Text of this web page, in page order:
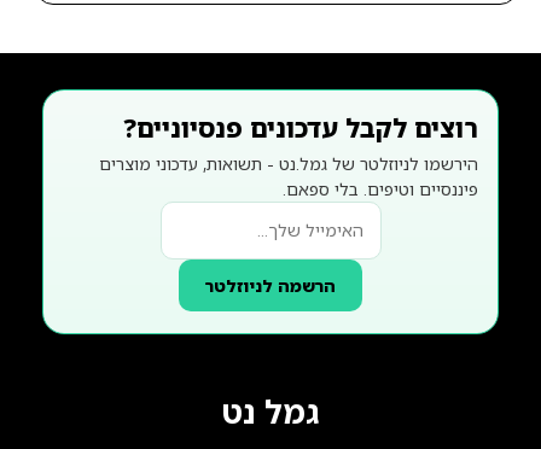
רוצים לקבל עדכונים פנסיוניים?
הירשמו לניוזלטר של גמל.נט - תשואות, עדכוני מוצרים
פיננסיים וטיפים. בלי ספאם.
הרשמה לניוזלטר
גמל נט